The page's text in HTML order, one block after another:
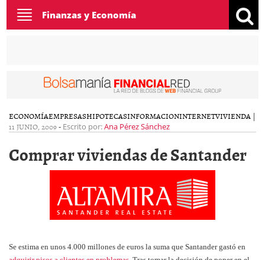
Toggle
navigation
Finanzas y Economía
ECONOMÍAEMPRESASHIPOTECASINFORMACIONINTERNETVIVIENDA |
11 JUNIO, 2009- Escrito por:Ana Pérez Sánchez
Comprar viviendas de Santander
Se estima en unos 4.000 millones de euros la suma que Santander gastó en